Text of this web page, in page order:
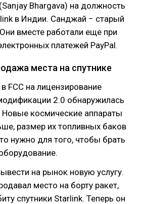
Bhargava) на должность
в Индии. Санджай − старый
вместе работали еще при
платежей PayPal.
места на спутнике
FCC на лицензирование
2.0 обнаружилась
Новые космические аппараты
размер их топливных баков
нужно для того, чтобы брать
на рынок новую услугу.
место на борту ракет,
спутники Starlink. Теперь он